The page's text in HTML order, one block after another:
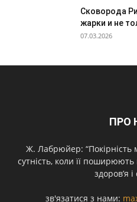
Сковорода
жарки и не
07.03.2026
ПРО
Ж. Лабрюйер: “Покірність
сутність, коли її
здоров’я і
зв'язатися з нами: